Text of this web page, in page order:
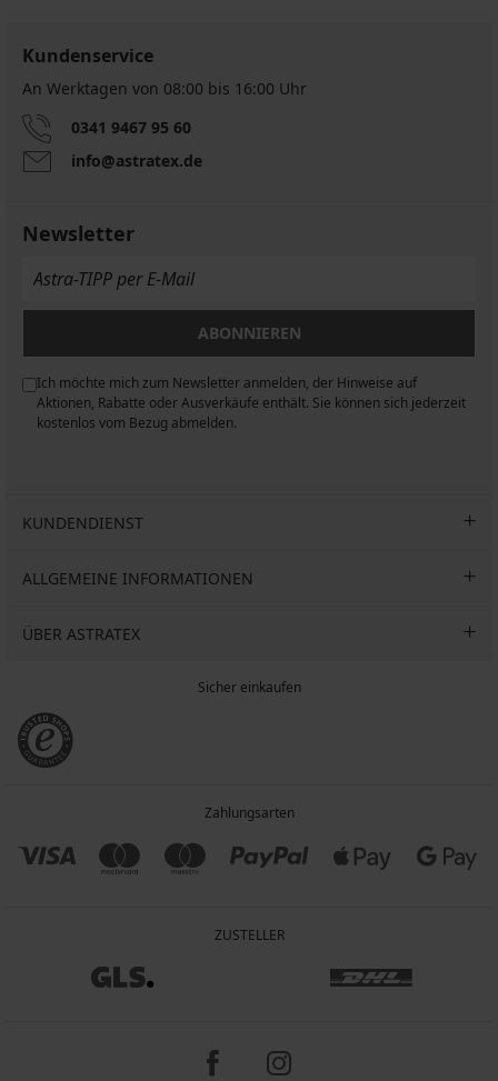
Baumwollpyjama
Elf
lang
57,99
Baumwollpyjama
Potter
lang
53,99
Baumwollpyjama
MEN-
A
43,39
€
61,99
€
Baumwollpyjama
MEN-
A
Brit
lang
36,74
code
ALL25
Kundenservice
An Werktagen von 08:00 bis 16:00 Uhr
0341 9467 95 60
info@astratex.de
Newsletter
ABONNIEREN
Ich möchte mich zum Newsletter anmelden, der Hinweise auf
Aktionen, Rabatte oder Ausverkäufe enthält. Sie können sich jederzeit
kostenlos vom Bezug abmelden.
KUNDENDIENST
ALLGEMEINE INFORMATIONEN
ÜBER ASTRATEX
Sicher einkaufen
Zahlungsarten
ZUSTELLER